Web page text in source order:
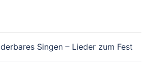
Singen – Lieder zum Fest